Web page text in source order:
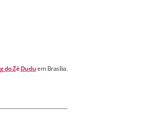
do ZéDuduem Brasília.